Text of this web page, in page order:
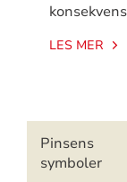
LES MER
Pinsens
symboler